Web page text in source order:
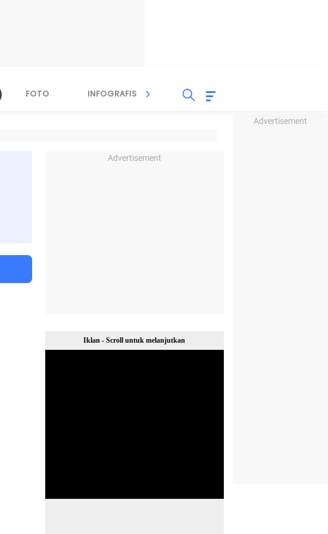
Advertisement
FOTO INFOGRAFIS TV STREAMING
Advertisement
Iklan - Scroll untuk melanjutkan